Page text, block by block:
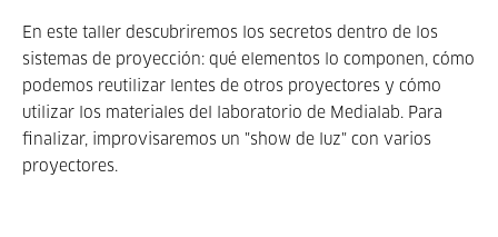
En este taller descubriremos los secretos dentro de los
sistemas de proyección: qué elementos lo componen, cómo
podemos reutilizar lentes de otros proyectores y cómo
utilizar los materiales del laboratorio de Medialab. Para
finalizar, improvisaremos un "show de luz" con varios
proyectores.